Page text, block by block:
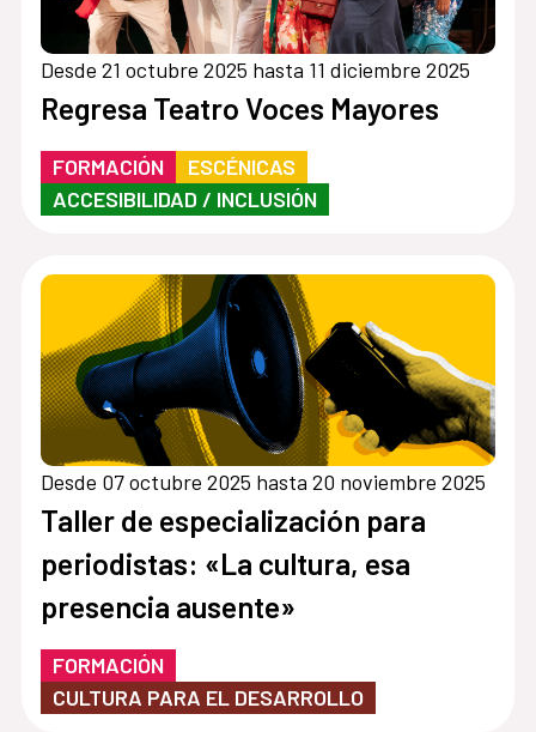
Desde 21 octubre 2025 hasta 11 diciembre 2025
Regresa Teatro Voces Mayores
FORMACIÓN
ESCÉNICAS
ACCESIBILIDAD / INCLUSIÓN
Desde 07 octubre 2025 hasta 20 noviembre 2025
Taller de especialización para
periodistas: «La cultura, esa
presencia ausente»
FORMACIÓN
CULTURA PARA EL DESARROLLO